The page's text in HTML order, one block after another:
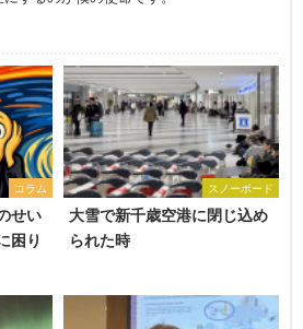
コラム
せい
困り
スノーボード
大雪で新千歳空港に閉じ込め
られた時